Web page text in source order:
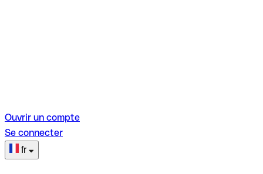
Ouvrir un compte
Se connecter
fr